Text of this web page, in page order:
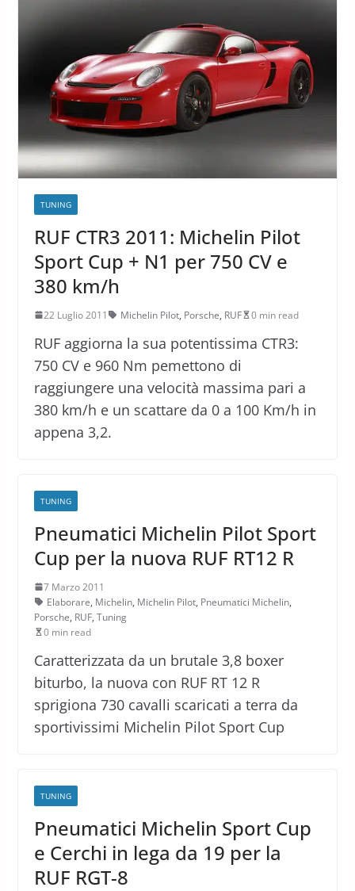
TUNING
RUF CTR3 2011: Michelin Pilot
Sport Cup + N1 per 750 CV e
380 km/h
22 Luglio 2011 Michelin Pilot, Porsche, RUF 0 min read
RUF aggiorna la sua potentissima CTR3:
750 CV e 960 Nm pemettono di
raggiungere una velocità massima pari a
380 km/h e un scattare da 0 a 100 Km/h in
appena 3,2.
TUNING
Pneumatici Michelin Pilot Sport
Cup per la nuova RUF RT12 R
7 Marzo 2011
Elaborare, Michelin, Michelin Pilot, Pneumatici Michelin,
Porsche, RUF, Tuning
0 min read
Caratterizzata da un brutale 3,8 boxer
biturbo, la nuova con RUF RT 12 R
sprigiona 730 cavalli scaricati a terra da
sportivissimi Michelin Pilot Sport Cup
TUNING
Pneumatici Michelin Sport Cup
e Cerchi in lega da 19 per la
RUF RGT-8